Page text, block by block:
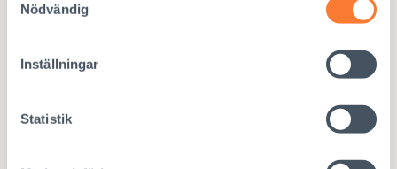
Nödvändig
Inställningar
Statistik
Läskunnighet för barn, Nepal
välmående. Analfabetism orsakar ojämlikhet och utbildning eller